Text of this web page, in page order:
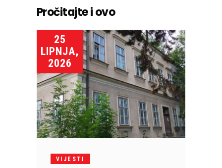
Pročitajte i ovo
25
LIPNJA,
2026
VIJESTI